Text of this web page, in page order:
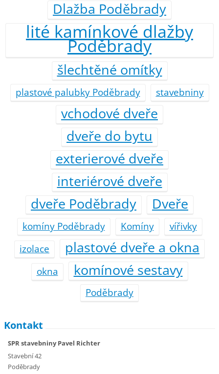
Dlažba Poděbrady
lité kamínkové dlažby
Poděbrady
šlechtěné omítky
plastové palubky Poděbrady stavebniny
vchodové dveře
dveře do bytu
exterierové dveře
interiérové dveře
dveře Poděbrady
Dveře
komíny Poděbrady Komíny
vířivky
izolace
plastové dveře a okna
okna komínové sestavy
Poděbrady
Kontakt
SPR stavebniny Pavel Richter
Stavební 42
Poděbrady